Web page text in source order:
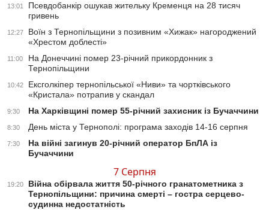
13:01
Псевдобанкір ошукав жительку Кременця на 28 тисяч
гривень
12:27
Воїн з Тернопільщини з позивним «Хижак» нагороджений
«Хрестом доблесті»
11:00
На Донеччині помер 23-річний прикордонник з
Тернопільщини
10:42
Ексголкіпер тернопільської «Ниви» та чортківського
«Кристала» потрапив у скандал
9:30 На Харківщині помер 55-річний захисник із Бучаччини
8:30 День міста у Тернополі: програма заходів 14-16 серпня
7:30
На війні загинув 20-річний оператор БпЛА із
Бучаччини
7 Серпня
19:20
Війна обірвала життя 50-річного гранатометника з
Тернопільщини: причина смерті – гостра серцево-
судинна недостатність